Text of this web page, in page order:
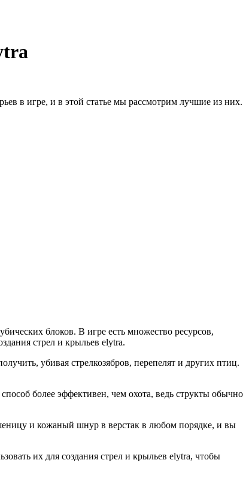
в игре, и в этой статье мы рассмотрим лучшие из них.
блоков. В игре есть множество ресурсов,
стрел и крыльев elytra.
убивая стрелкозябров, перепелят и других птиц.
более эффективен, чем охота, ведь структы обычно
и кожаный шнур в верстак в любом порядке, и вы
их для создания стрел и крыльев elytra, чтобы